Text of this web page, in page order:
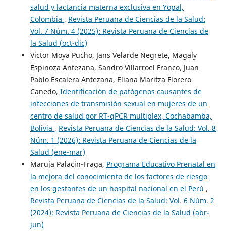
salud y lactancia materna exclusiva en Yopal,
Colombia , Revista Peruana de Ciencias de la Salud:
Vol. 7 Núm. 4 (2025): Revista Peruana de Ciencias de
la Salud (oct-dic)
Victor Moya Pucho, Jans Velarde Negrete, Magaly
Espinoza Antezana, Sandro Villarroel Franco, Juan
Pablo Escalera Antezana, Eliana Maritza Florero
Canedo, Identificación de patógenos causantes de
infecciones de transmisión sexual en mujeres de un
centro de salud por RT-qPCR multiplex, Cochabamba,
Bolivia , Revista Peruana de Ciencias de la Salud: Vol. 8
Núm. 1 (2026): Revista Peruana de Ciencias de la
Salud (ene-mar)
Maruja Palacin-Fraga, Programa Educativo Prenatal en
la mejora del conocimiento de los factores de riesgo
en los gestantes de un hospital nacional en el Perú ,
Revista Peruana de Ciencias de la Salud: Vol. 6 Núm. 2
(2024): Revista Peruana de Ciencias de la Salud (abr-
jun)